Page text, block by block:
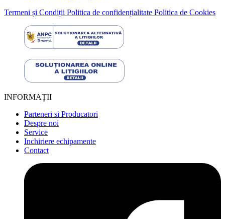
Termeni și Condiții Politica de confidențialitate Politica de Cookies
INFORMAȚII
Parteneri si Producatori
Despre noi
Service
Inchiriere echipamente
Contact